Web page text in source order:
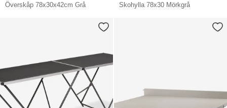
Överskåp 78x30x42cm Grå Skohylla 78x30 Mörkgrå